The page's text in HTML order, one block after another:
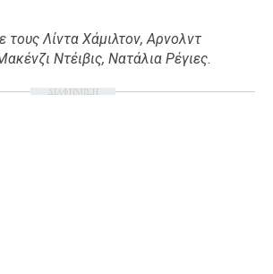
τους Λίντα Χάμιλτον, Αρνολντ
Ντέιβις, Νατάλια Ρέγιες.
ΔΙΑΦΗΜΙΣΗ